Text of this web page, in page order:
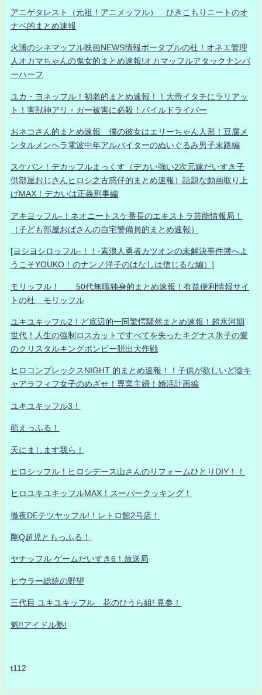
アニゲタレスト（元祖！アニメッフル） ひきこもりニートのオ
ナベ的まとめ速報
火浦のシネマッフル映画NEWS情報ポータブルの杜！オネエ管理
人オカマちゃんの鬼女的まとめ速報!オカマッフルアタックナンバ
ーハーフ
ユカ・ヨネッフル！初老的まとめ速報！！大帝イタチにラリアッ
ト！害獣神アリ・ガー被害に必殺！パイルドライバー
おネコさん的まとめ速報 僕の彼女はエリーちゃん人形！豆腐メ
ンタルメンヘラ電波中年アルバイターのぬいぐるみ男子末路編
スケバン！デカッフルまっくす（デカい強い2次元嫁だいすき子
供部屋おじさんヒロシ之古惑仔的まとめ速報）話題な動画取り上
げMAX！デカいは正義刑事編
アキヨッフル-！ネオニートスケ番長のエキストラ芸能情報局！
（子ども部屋おばさんの自宅警備員的まとめ速報）
[ヨシヨシロッフル-！！-素浪人勇者カツオンの未解決事件簿へよ
うこそYOUKO！のナンノ洋子のはなしは信じるな編）]
モリッフル！ 50代無職独身的まとめ速報！有益便利情報サイ
トの杜 モリッフル
ユキユキッフル2！ど底辺的一同驚愕騒然まとめ速報！超氷河期
世代！人生の強制ロスカットですべてを失ったキグナス氷子の愛
のクリスタルキングボンビー脱出大作戦
ヒロコンプレックスNIGHT 的まとめ速報！！子供が欲しいど陰キ
ャアラフィフ女子のめざせ！専業主婦！婚活計画編
ユキユキッフル3！
萌えっふる！
天にまします我ら！
ヒロシッフル！ヒロシデース山さんのリフォームひとりDIY！！
ヒロユキユキッフルMAX！スーパークッキング！
徹夜DEテツヤッフル!！レトロ館2号店！
剛Q超児ともっふる！
ヤナッフル ゲームだいすき6！放送局
ヒウラー総統の野望
三代目 ユキユキッフル 花のひうら組! 見参！
魁!!アイドル塾!
t112